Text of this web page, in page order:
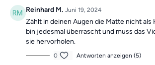
Die Übungen bilden insgesamt ein
verschiedenen Schwerpunkten und sind somit
Grundlage für einschmerzfreies, gesundes
Leben.
Reinhard M. Juni 19, 2024
Zählt in deinen Augen die Matte nicht als
bin jedesmal überrascht und muss das
sie hervorholen.
0 Antworten anzeigen (5)